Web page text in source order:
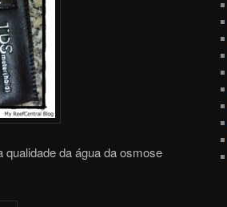
da água da osmose